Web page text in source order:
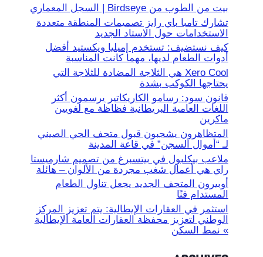
بيت من الطوب من Birdseye | السجل المعماري
تشارك تامبا باي رايز تصميمات المنطقة متعددة
الاستخدامات حول الاستاد الجديد
كيف نستضيف: تستخدم إميليا ويكستيد أفضل
أدوات الطعام لديها، مهما كانت المناسبة
Xero Cool هي الثلاجة المضادة للثلاجة التي
يحتاجها الكوكب بشدة
قانون سود: رسامو الكاريكاتير يرسمون أكثر
اللغات العامية البريطانية فظاظة مع لغويين
ماكرين
المتظاهرون يشجبون قبول متحف الحي الصيني
لـ “أموال السجن” في قاعة المدينة
ملاعب بيكلبول في بيتسبرغ من تصميم شارميستا
راي هي أعمال شغب مجردة من الألوان – هائلة
أوبيرون المتحف الجديد يجعل تناول الطعام
المستدام فنًا
استثمر في العقارات الإيطالية: يتم تعزيز المركز
الوطني لتعزيز محفظة العقارات العامة الإيطالية
» نمط السكن